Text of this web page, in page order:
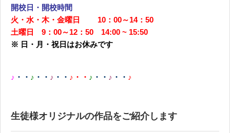
開校日・開校時間
火・水・木・金曜日 10：00～14：50
土曜日 9：00～12：50 14:00 ~ 15:50
※ 日・月・祝日はお休みです
♪ ・・ ♪ ・・ ♪ ・・ ♪・・ ♪ ・・ ♪ ・・ ♪
生徒様オリジナルの作品をご紹介します